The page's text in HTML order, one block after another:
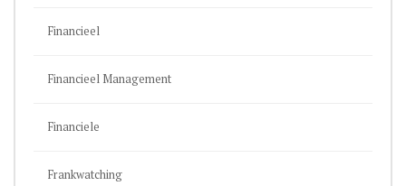
Financieel
Financieel Management
Financiele
Frankwatching